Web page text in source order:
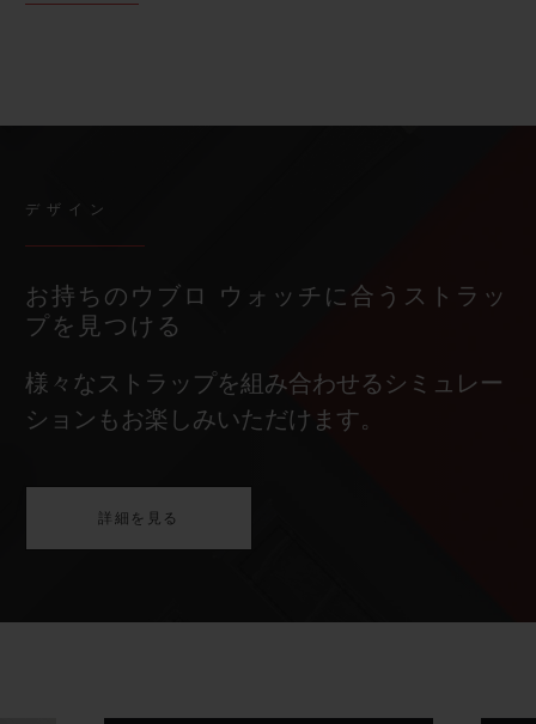
デザイン
お持ちのウブロ ウォッチに合うストラッ
プを見つける
様々なストラップを組み合わせるシミュレー
ションもお楽しみいただけます。
詳細を見る